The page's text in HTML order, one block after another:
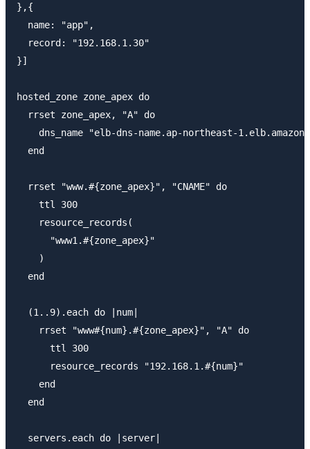
},{
  name: "app",
  record: "192.168.1.30"
}]
hosted_zone zone_apex do
  rrset zone_apex, "A" do
dns_name "elb-dns-name.ap-northeast-
  end
  rrset "www.#{zone_apex}", "CNAME" do
    ttl 300
    resource_records(
      "www1.#{zone_apex}"
    )
  end
  (1..9).each do |num|
    rrset "www#{num}.#{zone_apex}", "A" do
      ttl 300
      resource_records "192.168.1.#{num}"
    end
  end
  servers.each do |server|